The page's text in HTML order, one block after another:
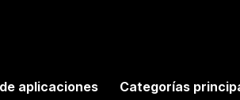
aplicaciones Categorías